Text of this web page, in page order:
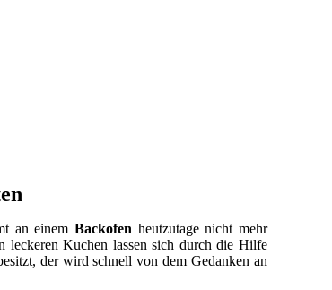
an einem Backofen heutzutage nicht mehr
leckeren Kuchen lassen sich durch die Hilfe
der wird schnell von dem Gedanken an